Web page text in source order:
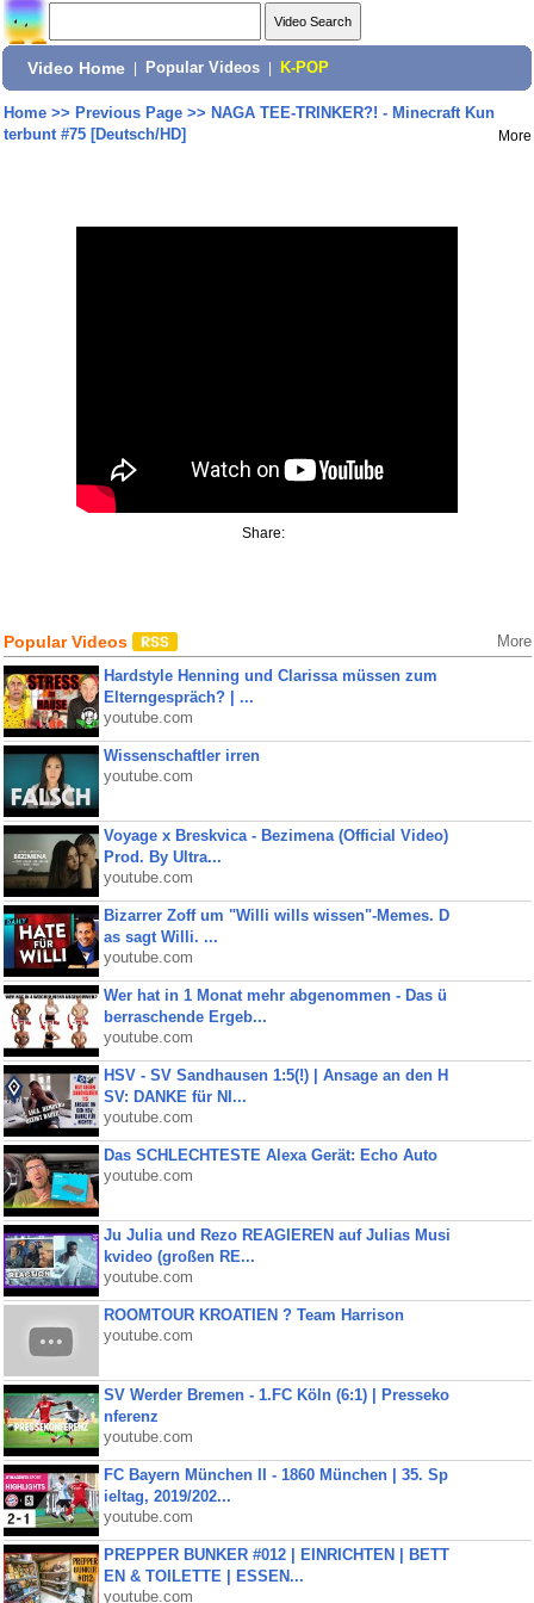
Video Home Popular Videos K-POP
Home>> Previous Page>> NAGA TEE-TRINKER?! - Minecraft Kun
terbunt #75 [Deutsch/HD]
More
Share:
Popular Videos More
Hardstyle Henning und Clarissa müssen zum
Elterngespräch? | ...
youtube.com
Wissenschaftler irren
youtube.com
Voyage x Breskvica - Bezimena (Official Video)
Prod. By Ultra...
youtube.com
Bizarrer Zoff um "Willi wills wissen"-Memes. D
as sagt Willi. ...
youtube.com
Wer hat in 1 Monat mehr abgenommen - Das ü
berraschende Ergeb...
youtube.com
HSV - SV Sandhausen 1:5(!) | Ansage an den H
SV: DANKE für NI...
youtube.com
Das SCHLECHTESTE Alexa Gerät: Echo Auto
youtube.com
Ju Julia und Rezo REAGIEREN auf Julias Musi
kvideo (großen RE...
youtube.com
ROOMTOUR KROATIEN ? Team Harrison
youtube.com
SV Werder Bremen - 1.FC Köln (6:1) | Presseko
nferenz
youtube.com
FC Bayern München II - 1860 München | 35. Sp
ieltag, 2019/202...
youtube.com
PREPPER BUNKER #012 | EINRICHTEN | BETT
EN & TOILETTE | ESSEN...
youtube.com